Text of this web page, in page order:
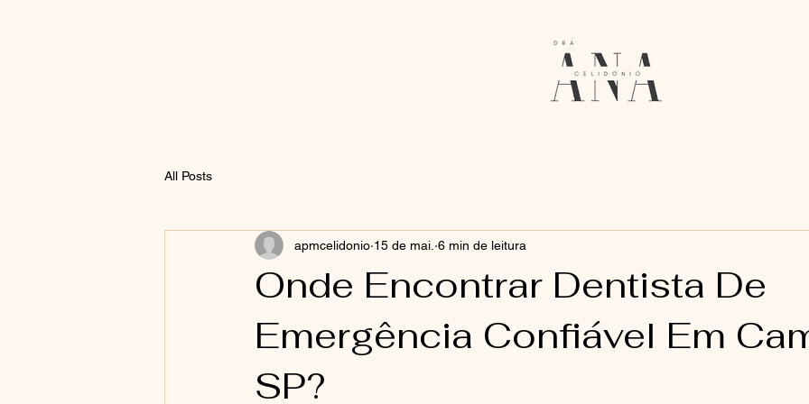
All Posts
Onde Encontrar Dentista De
Emergência Confiável Em
SP?
apmcelidonio 15 de mai. 6 min de leitura